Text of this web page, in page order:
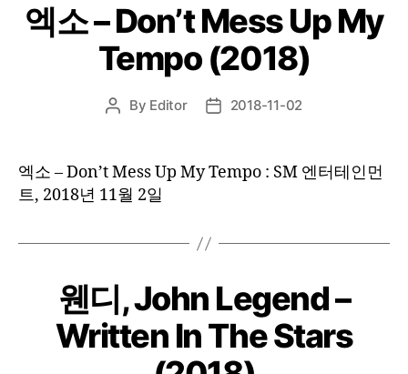
엑소 – Don’t Mess Up My
Tempo (2018)
Post
By Editor
Post2018-11-02
엑소 – Don’t Mess Up My Tempo : SM 엔터테인먼
트, 2018년 11월 2일
웬디, John Legend –
Written In The Stars